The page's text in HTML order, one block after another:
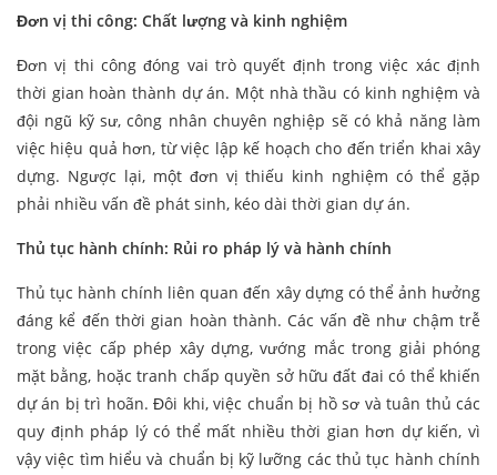
Đơn vị thi công: Chất lượng và kinh nghiệm
Đơn vị thi công đóng vai trò quyết định trong việc xác định
thời gian hoàn thành dự án. Một nhà thầu có kinh nghiệm và
đội ngũ kỹ sư, công nhân chuyên nghiệp sẽ có khả năng làm
việc hiệu quả hơn, từ việc lập kế hoạch cho đến triển khai xây
dựng. Ngược lại, một đơn vị thiếu kinh nghiệm có thể gặp
phải nhiều vấn đề phát sinh, kéo dài thời gian dự án.
Thủ tục hành chính: Rủi ro pháp lý và hành chính
Thủ tục hành chính liên quan đến xây dựng có thể ảnh hưởng
đáng kể đến thời gian hoàn thành. Các vấn đề như chậm trễ
trong việc cấp phép xây dựng, vướng mắc trong giải phóng
mặt bằng, hoặc tranh chấp quyền sở hữu đất đai có thể khiến
dự án bị trì hoãn. Đôi khi, việc chuẩn bị hồ sơ và tuân thủ các
quy định pháp lý có thể mất nhiều thời gian hơn dự kiến, vì
vậy việc tìm hiểu và chuẩn bị kỹ lưỡng các thủ tục hành chính